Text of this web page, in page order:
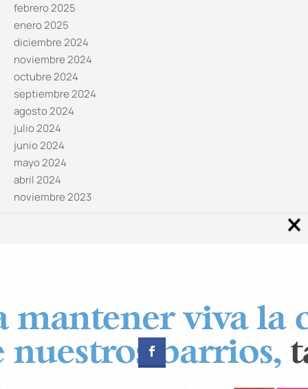
febrero 2025
enero 2025
diciembre 2024
noviembre 2024
octubre 2024
septiembre 2024
agosto 2024
julio 2024
junio 2024
mayo 2024
abril 2024
noviembre 2023